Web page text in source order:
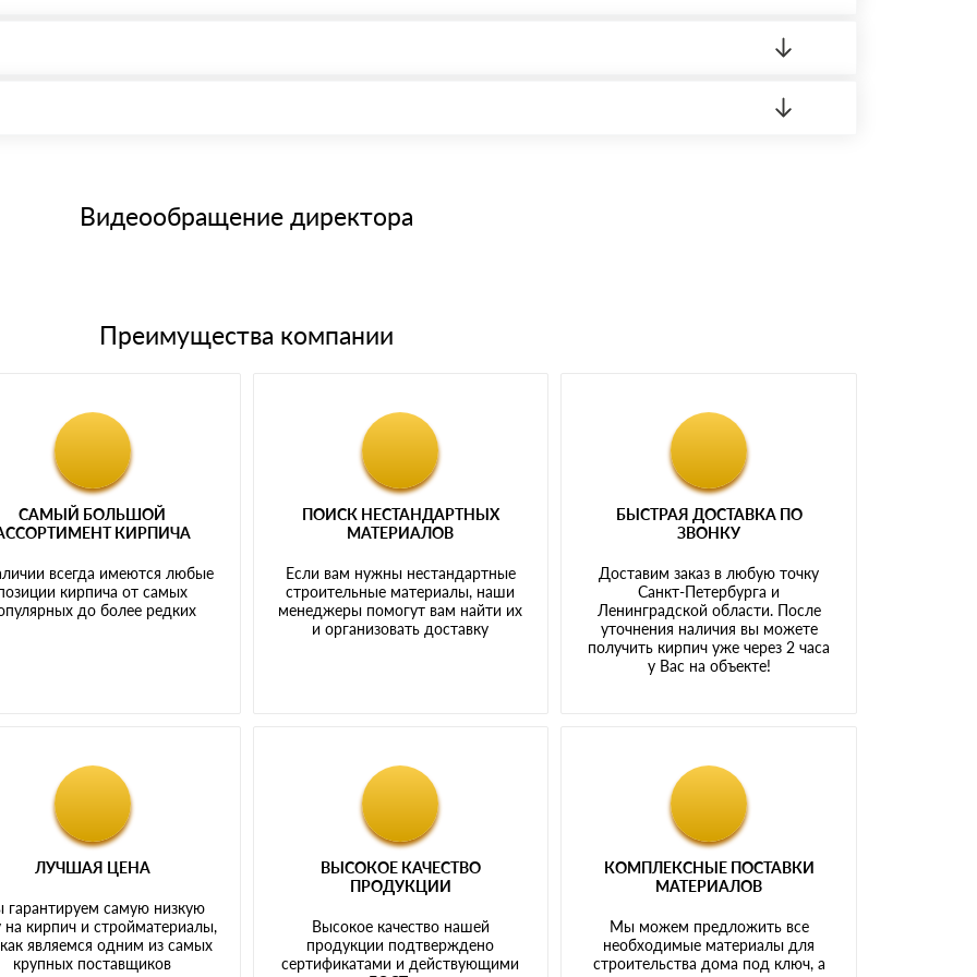
банковским картам
Видеообращение директора
Преимущества компании
САМЫЙ БОЛЬШОЙ
КИРПИЧА
всегда имеются любые
кирпича от самых
до более редких
ПОИСК НЕСТАНДАРТНЫХ
МАТЕРИАЛОВ
Если вам нужны нестандартные
строительные материалы, наши
менеджеры помогут вам найти их
и организовать доставку
БЫСТРАЯ ДОСТАВКА ПО
ЗВОНКУ
Доставим заказ в любую точку
Санкт-Петербурга и
Ленинградской области. После
уточнения наличия вы можете
получить кирпич уже через 2 часа
у Вас на объекте!
ЛУЧШАЯ ЦЕНА
самую низкую
на кирпич и стройматериалы,
являемся одним из самых
крупных поставщиков
ВЫСОКОЕ КАЧЕСТВО
ПРОДУКЦИИ
Высокое качество нашей
продукции подтверждено
сертификатами и действующими
КОМПЛЕКСНЫЕ ПОСТАВКИ
МАТЕРИАЛОВ
Мы можем предложить все
необходимые материалы для
строительства дома под ключ, а